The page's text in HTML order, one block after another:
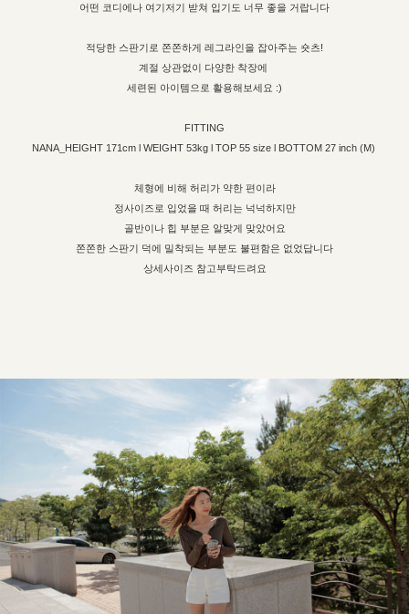
어떤 코디에나 여기저기 받쳐 입기도 너무 좋을 거랍니다
적당한 스판기로 쫀쫀하게 레그라인을 잡아주는 숏츠!
계절 상관없이 다양한 착장에
세련된 아이템으로 활용해보세요 :)
FITTING
NANA_HEIGHT 171cm l WEIGHT 53kg l TOP 55 size l BOTTOM 27 inch (M)
체형에 비해 허리가 약한 편이라
정사이즈로 입었을 때 허리는 넉넉하지만
골반이나 힙 부분은 알맞게 맞았어요
쫀쫀한 스판기 덕에 밀착되는 부분도 불편함은 없었답니다
상세사이즈 참고부탁드려요